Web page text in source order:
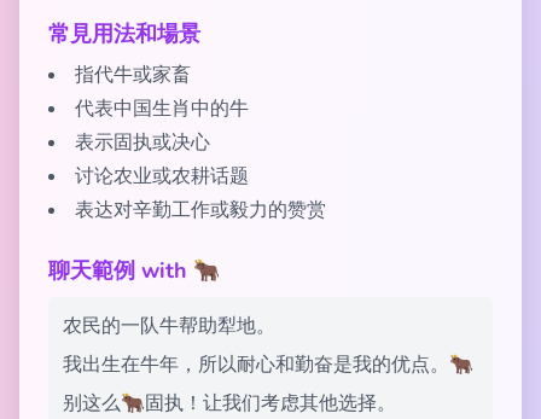
常見用法和場景
指代牛或家畜
代表中国生肖中的牛
表示固执或决心
讨论农业或农耕话题
表达对辛勤工作或毅力的赞赏
聊天範例 with 🐂
农民的一队牛帮助犁地。
我出生在牛年，所以耐心和勤奋是我的优点。🐂
别这么🐂固执！让我们考虑其他选择。